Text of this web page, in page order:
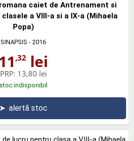
caiet de Antrenament si
a VIII-a si a IX-a (Mihaela
Popa)
SINAPSIS - 2016
11 ,32 lei
PRP: 13,80 lei
stoc indisponibil
➤ alertă stoc